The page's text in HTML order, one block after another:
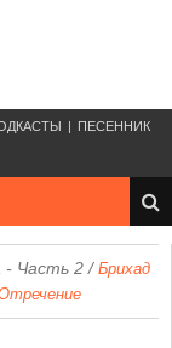
ПЕСЕННИК
- Часть 2 / Брихад